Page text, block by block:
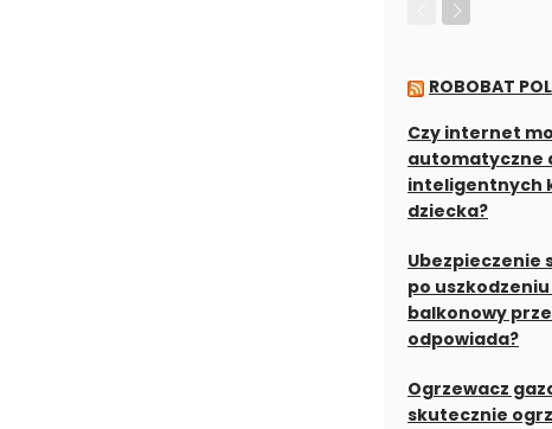
ROBOBAT
Czy internet
automatyczne
inteligentnych
dziecka?
Ubezpieczenie
po
balkonowy
odpowiada?
Ogrzewacz
skutecznie